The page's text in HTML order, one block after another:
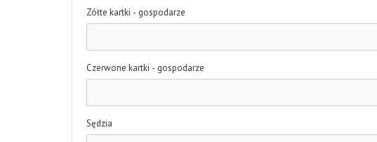
Zółte kartki - gospodarze
Czerwone kartki - gospodarze
Sędzia